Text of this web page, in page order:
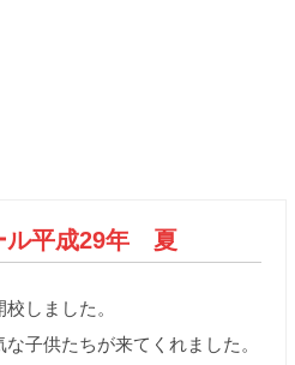
ル平成29年 夏
しました。
子供たちが来てくれました。